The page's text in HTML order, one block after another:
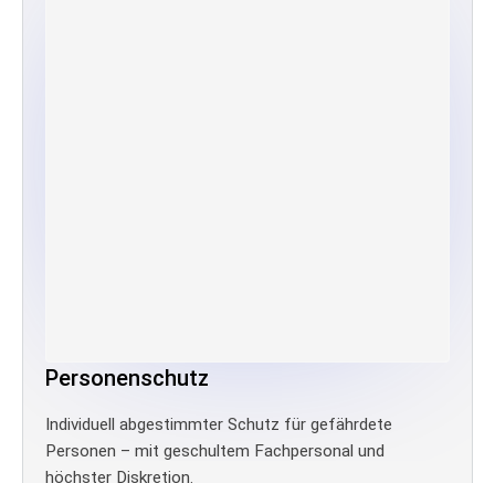
Personenschutz
Individuell abgestimmter Schutz für gefährdete
Personen – mit geschultem Fachpersonal und
höchster Diskretion.